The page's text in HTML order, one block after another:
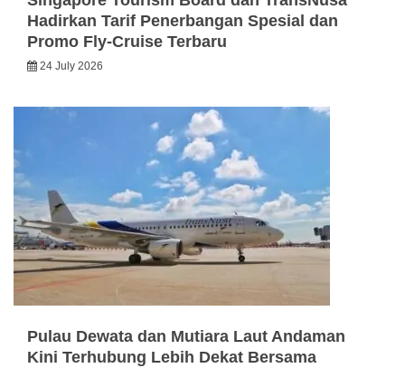
Hadirkan Tarif Penerbangan Spesial dan
Promo Fly-Cruise Terbaru
24 July 2026
Pulau Dewata dan Mutiara Laut Andaman
Kini Terhubung Lebih Dekat Bersama